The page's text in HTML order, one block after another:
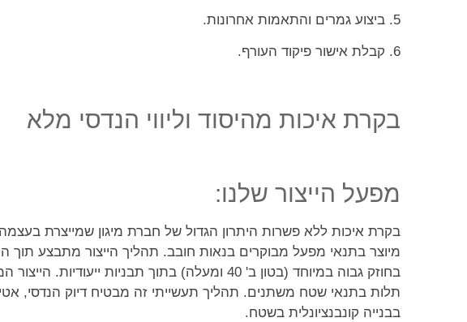
5. ביצוע גמרים והתאמות אחרונות.
6. קבלת אישור פיקוד העורף.
בקרת איכות מהיסוד וליווי הנדסי מלא
מפעל הייצור שלנו:
בקרת איכות ללא פשרות היתרון הגדול של חברת מיגון שמייצרת
מיוצר בתנאי מפעל מבוקרים בנאות חובב. תהליך הייצור מתבצע תוך
בחוזק גבוה במיוחד (בטון ב' 40 ומעלה) בתוך
תלות בתנאי שטח משתנים. תהליך תעשייתי זה מבטיח דיוק הנדסי,
בבנייה קונבנציונלית בשטח.